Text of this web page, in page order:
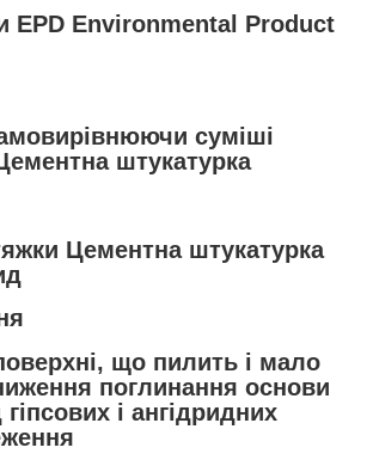
EPD Environmental Product
суміші
штукатурка
Цементна штукатурка
що пилить і мало
поглинання основи
гіпсових і ангідридних